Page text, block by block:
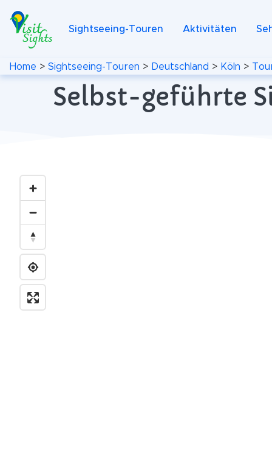
Sightseeing-Touren Aktivitäten
Home > Sightseeing-Touren > Deutschland > Köln >
Selbst-geführte